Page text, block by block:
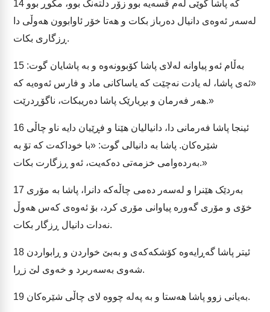
14
لەسەر ئەوەی دانیال دەرباز بکات و هەتا خۆر ئاوابوون هەوڵی دا
ڕزگاری بکات.
15
«ئەی پاشا، لە یادت نەچێت کە یاساکانی ماد و فارس ئەوەیە کە
هەر فەرمان و بڕیارێک پاشا دەریبکات، ناگۆڕدرێت.»
16
شێرەکان. پاشا بە دانیالی گوت: «با خوداکەت کە تۆ بە
بەردەوامی خزمەتی دەکەیت، ئەو ڕزگارت بکات.»
17
خۆی و مۆری گەورە پیاوانی مۆری کرد، بۆ ئەوەی کەس هەوڵ
نەدات دانیال ڕزگار بکات.
18
شەوی بەسەربرد و خەوی لێ زڕا.
19 بەیانی زوو پاشا هەستا و بە پەلە چووە لای چاڵی شێرەکان.